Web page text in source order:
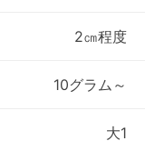
2㎝程度
10グラム～
大1